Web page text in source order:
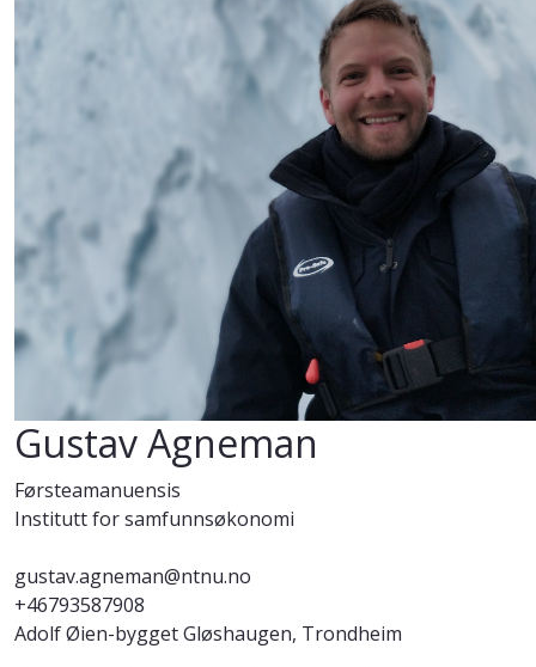
Gustav Agneman
Førsteamanuensis
Institutt for samfunnsøkonomi
gustav.agneman@ntnu.no
+46793587908
Adolf Øien-bygget Gløshaugen, Trondheim